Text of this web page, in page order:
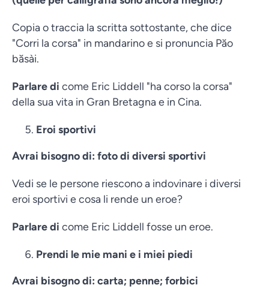
Copia o traccia la scritta sottostante, che dice
"Corri la corsa" in mandarino e si pronuncia Păo
băsài.
Parlare di come Eric Liddell "ha corso la corsa"
della sua vita in Gran Bretagna e in Cina.
Eroi sportivi
Avrai bisogno di: foto di diversi sportivi
Vedi se le persone riescono a indovinare i diversi
eroi sportivi e cosa li rende un eroe?
Parlare di come Eric Liddell fosse un eroe.
Prendi le mie mani e i miei piedi
Avrai bisogno di: carta; penne; forbici